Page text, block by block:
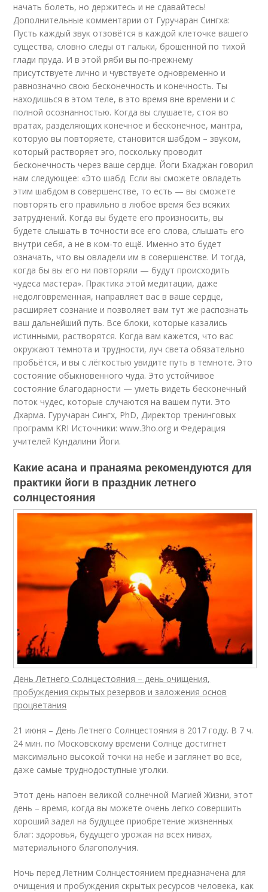
начать болеть, но держитесь и не сдавайтесь!
Дополнительные комментарии от Гуручаран Сингха:
Пусть каждый звук отзовётся в каждой клеточке вашего
существа, словно следы от гальки, брошенной по тихой
глади пруда. И в этой ряби вы по-прежнему
присутствуете лично и чувствуете одновременно и
равнозначно свою бесконечность и конечность. Ты
находишься в этом теле, в это время вне времени и с
полной осознанностью. Когда вы слушаете, стоя во
вратах, разделяющих конечное и бесконечное, мантра,
которую вы повторяете, становится шабдом – звуком,
который растворяет эго, поскольку проводит
бесконечность через ваше сердце. Йоги Бхаджан говорил
нам следующее: «Это шабд. Если вы сможете овладеть
этим шабдом в совершенстве, то есть — вы сможете
повторять его правильно в любое время без всяких
затруднений. Когда вы будете его произносить, вы
будете слышать в точности все его слова, слышать его
внутри себя, а не в ком-то ещё. Именно это будет
означать, что вы овладели им в совершенстве. И тогда,
когда бы вы его ни повторяли — будут происходить
чудеса мастера». Практика этой медитации, даже
недолговременная, направляет вас в ваше сердце,
расширяет сознание и позволяет вам тут же распознать
ваш дальнейший путь. Все блоки, которые казались
истинными, растворятся. Когда вам кажется, что вас
окружают темнота и трудности, луч света обязательно
пробьётся, и вы с лёгкостью увидите путь в темноте. Это
состояние обыкновенного чуда. Это устойчивое
состояние благодарности — уметь видеть бесконечный
поток чудес, которые случаются на вашем пути. Это
Дхарма. Гуручаран Сингх, PhD, Директор тренинговых
программ KRI Источники: www.3ho.org и Федерация
учителей Кундалини Йоги.
Какие асана и пранаяма рекомендуются для
практики йоги в праздник летнего
солнцестояния
День Летнего Солнцестояния – день очищения,
пробуждения скрытых резервов и заложения основ
процветания
21 июня – День Летнего Солнцестояния в 2017 году. В 7 ч.
24 мин. по Московскому времени Солнце достигнет
максимально высокой точки на небе и заглянет во все,
даже самые труднодоступные уголки.
Этот день напоен великой солнечной Магией Жизни, этот
день – время, когда вы можете очень легко совершить
хороший задел на будущее приобретение жизненных
благ: здоровья, будущего урожая на всех нивах,
материального благополучия.
Ночь перед Летним Солнцестоянием предназначена для
очищения и пробуждения скрытых ресурсов человека, как